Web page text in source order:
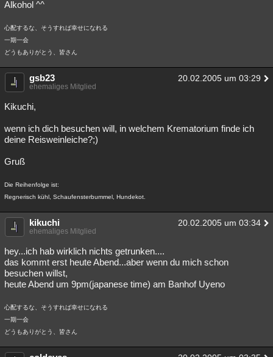
Alkohol ^^
心配するな、そうすれば幸せになれる
一期一会
どうもありがとう、皆さん
gsb23 20.02.2005 um 03:29
ehemaliges Mitglied
Kikuchi,
wenn ich dich besuchen will, in welchem Krematorium finde ich
deine Reisweinleiche?;)
Gruß
Die Reihenfolge ist:
Regnerisch kühl, Schaufensterbummel, Hundekot.
kikuchi 20.02.2005 um 03:34
ehemaliges Mitglied
hey...ich hab wirklich nichts getrunken....
das kommt erst heute Abend...aber wenn du mich schon
besuchen willst,
heute Abend um 9pm(japanese time) am Banhof Uyeno
心配するな、そうすれば幸せになれる
一期一会
どうもありがとう、皆さん